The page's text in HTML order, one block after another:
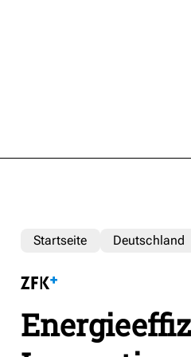
Startseite Deutschland